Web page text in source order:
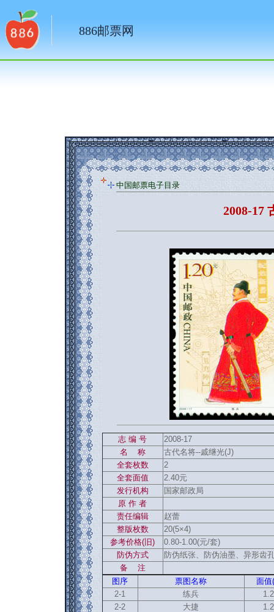
886邮票网
中国邮票电子目录
2008-17
志 编 号
2008-17
名 称
古代名将--戚继光(J)
全套枚数
2
全套面值
2.40元
发行机构
国家邮政局
原 作 者
责任编辑
赵蕾
整版枚数
20(5×4)
参考价格(旧)
0.80-1.00(元/套)
防伪方式
防伪纸张、防伪油墨、异形齿
备 注
图序
票图名称
面值
2-1
练兵
2-2
大捷